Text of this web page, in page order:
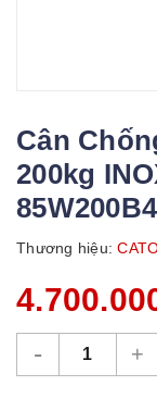
Cân
200kg
Thương hiệu:
- +